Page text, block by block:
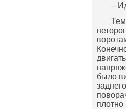
–
было
плотно